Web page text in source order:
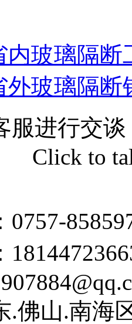
内玻璃隔断
外玻璃隔断
服进行交谈
to
.佛山.南海